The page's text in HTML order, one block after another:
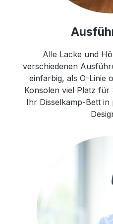
Alle Lacke und
verschiedenen
einfarbig, als O-Linie
Konsolen viel Platz
Ihr Disselkamp-Bett